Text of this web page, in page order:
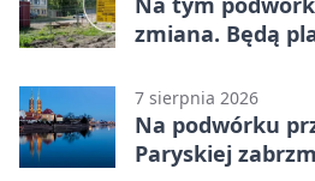
zmiana. Będą
7 sierpnia 2026
Na podwórku
Paryskiej